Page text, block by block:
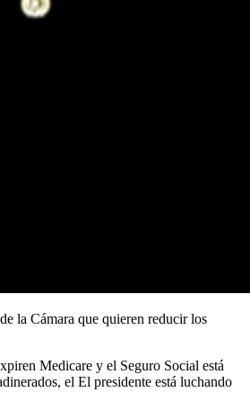
la Cámara que quieren reducir los
Medicare y el Seguro Social está
el El presidente está luchando